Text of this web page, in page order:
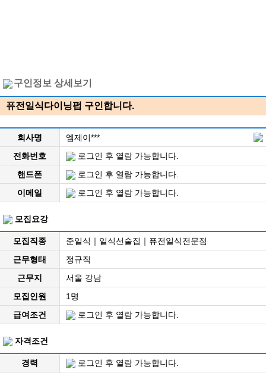
구인정보 상세보기
퓨전일식다이닝펍 구인합니다.
회사명
엠제이***
전화번호
로그인 후 열람 가능합니다.
핸드폰
로그인 후 열람 가능합니다.
이메일
로그인 후 열람 가능합니다.
모집요강
모집직종
준일식｜일식선술집｜퓨전일식전문점
근무형태
정규직
근무지
서울 강남
모집인원
1명
급여조건
로그인 후 열람 가능합니다.
자격조건
경력
로그인 후 열람 가능합니다.